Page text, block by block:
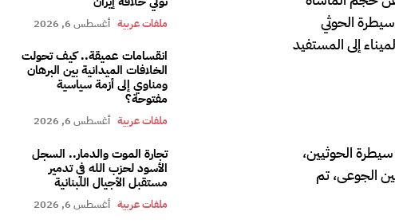
ملفات عربية أغسطس 6, 2026
انقسامات عميقة.. كيف تحولت
الخلافات الميدانية بين البرهان
ومناوي إلى أزمة سياسية
مفتوحة؟
ملفات عربية أغسطس 6, 2026
تجارة الموت والدمار.. السجل
الأسود لحزب الله في تدمير
مستقبل الأجيال اللبنانية
ملفات عربية أغسطس 6, 2026
الحوثي
إلى المستفيد
الحوثيين،
الجوعى، تم